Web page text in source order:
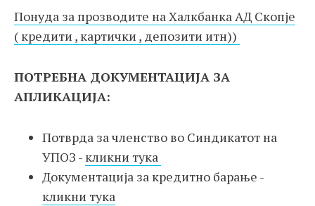
Понуда за прозводите на Халкбанка АД Скопје
( кредити , картички , депозити итн))
ПОТРЕБНА ДОКУМЕНТАЦИЈА ЗА
АПЛИКАЦИЈА:
Потврда за членство во Синдикатот на
УПОЗ - кликни тука
Документација за кредитно барање -
кликни тука